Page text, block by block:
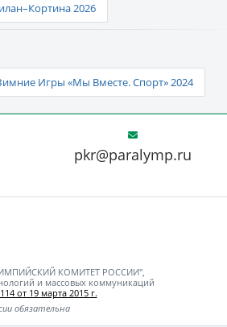
2026
Игры «Мы Вместе. Спорт» 2024
pkr@paralymp.ru
КОМИТЕТ РОССИИ",
и массовых коммуникаций
от 19 марта 2015 г.
обязательна